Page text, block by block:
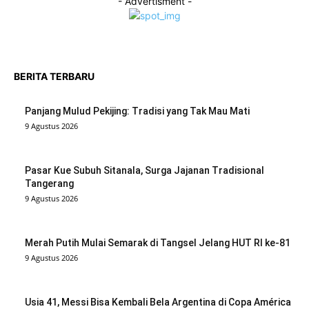
BERITA TERBARU
Panjang Mulud Pekijing: Tradisi yang Tak Mau Mati
9 Agustus 2026
Pasar Kue Subuh Sitanala, Surga Jajanan Tradisional
Tangerang
9 Agustus 2026
Merah Putih Mulai Semarak di Tangsel Jelang HUT RI ke-81
9 Agustus 2026
Usia 41, Messi Bisa Kembali Bela Argentina di Copa América